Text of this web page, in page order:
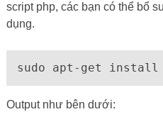
script php, các bạn có thể bổ
dụng.
sudo apt-get install
Output như bên dưới: